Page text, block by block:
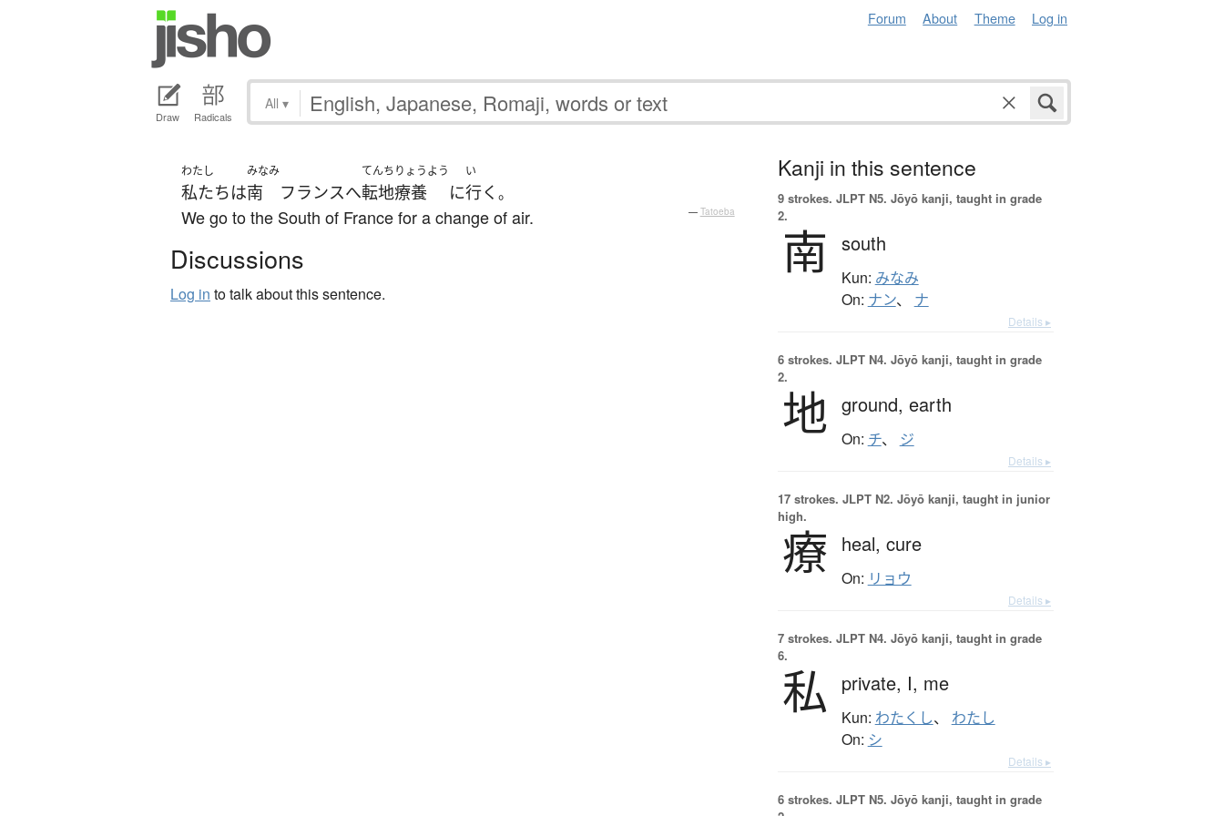
Forum About Theme Log in
Draw Radicals
All ▾
わたし
私たちは
みなみ
南 フランスへ
てんちりょうよう
転地療養 に
い
行く 。
We go to the South of France for a change of air. — Tatoeba
Discussions
Log in to talk about this sentence.
Kanji in this sentence
9 strokes. JLPT N5. Jōyō kanji, taught in grade
2.
南 south
Kun: みなみ
On: ナン、 ナ
Details ▸
6 strokes. JLPT N4. Jōyō kanji, taught in grade
2.
地 ground, earth
On: チ、 ジ
Details ▸
17 strokes. JLPT N2. Jōyō kanji, taught in junior
high.
療 heal, cure
On: リョウ
Details ▸
7 strokes. JLPT N4. Jōyō kanji, taught in grade
6.
私 private, I, me
Kun: わたくし、 わたし
On: シ
Details ▸
6 strokes. JLPT N5. Jōyō kanji, taught in grade